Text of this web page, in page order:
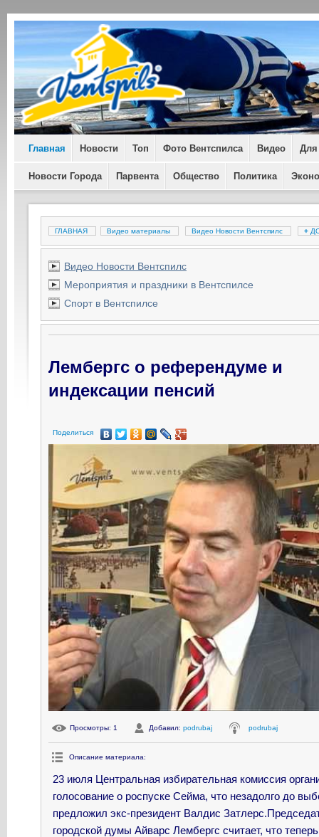
Главная Новости Топ Фото Вентспилса Видео Для
Новости Города Парвента Общество Политика
ГЛАВНАЯ Видео материалы Видео Новости Вентспилс +
Видео Новости Вентспилс
Мероприятия и праздники в Вентспилсе
Спорт в Вентспилсе
Лембергс о референдуме и
индексации пенсий
Поделиться
Просмотры: 1 Добавил: podrubaj podrubaj
Описание материала:
23 июля Центральная избирательная комиссия
голосование о роспуске Сейма, что незадолго до
предложил экс-президент Валдис
городской думы Айварс Лембергс считает, что